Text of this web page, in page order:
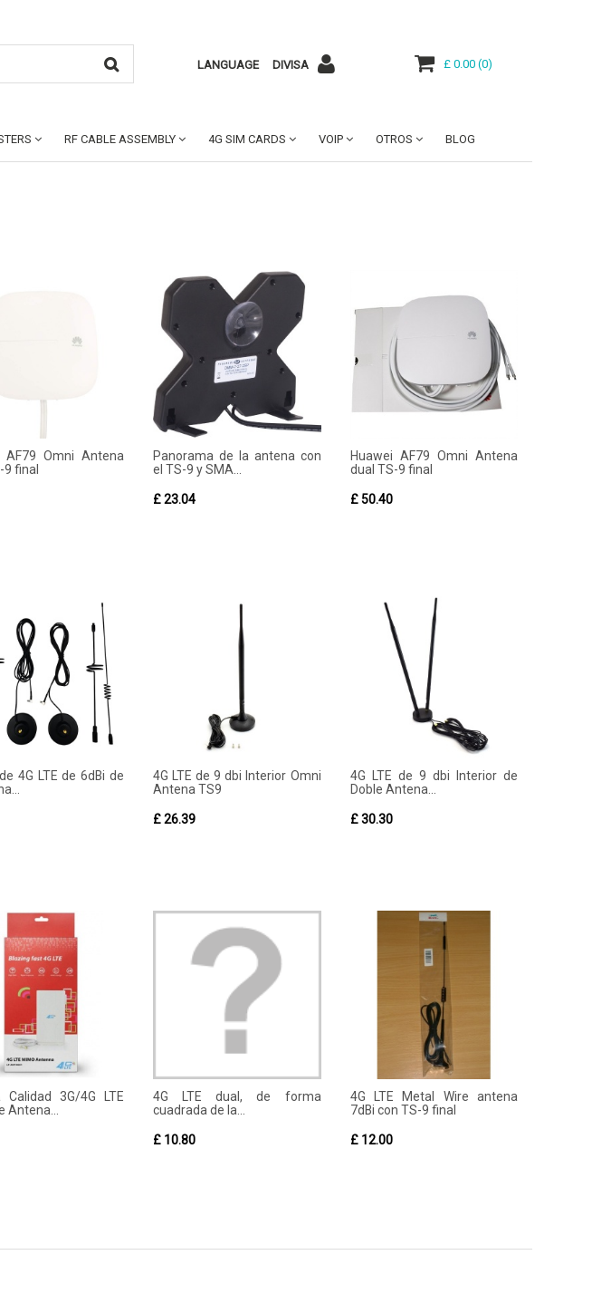
LANGUAGE DIVISA £ 0.00 (0)
RF CABLE ASSEMBLY 4G SIM CARDS VOIP OTROS BLOG
AF79 Omni Antena
9 final
Panorama de la antena con
el TS-9 y SMA...
£ 23.04
Huawei AF79 Omni Antena
dual TS-9 final
£ 50.40
4G LTE de 6dBi de
4G LTE de 9 dbi Interior Omni
Antena TS9
£ 26.39
4G LTE de 9 dbi Interior de
Doble Antena...
£ 30.30
Calidad 3G/4G LTE
Antena...
4G LTE dual, de forma
cuadrada de la...
£ 10.80
4G LTE Metal Wire antena
7dBi con TS-9 final
£ 12.00